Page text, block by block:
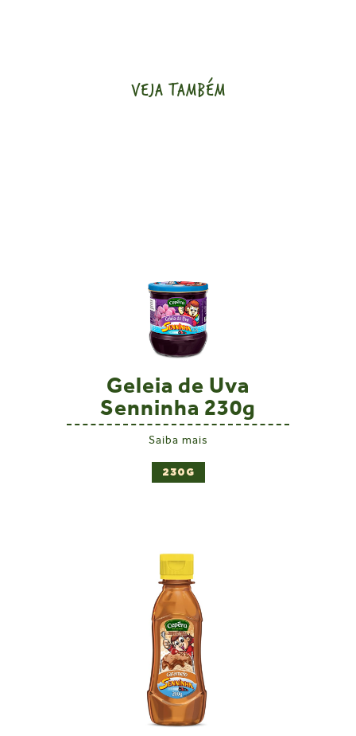
VEJA TAMBÉM
Geleia de Uva
Senninha 230g
Saiba mais
230G